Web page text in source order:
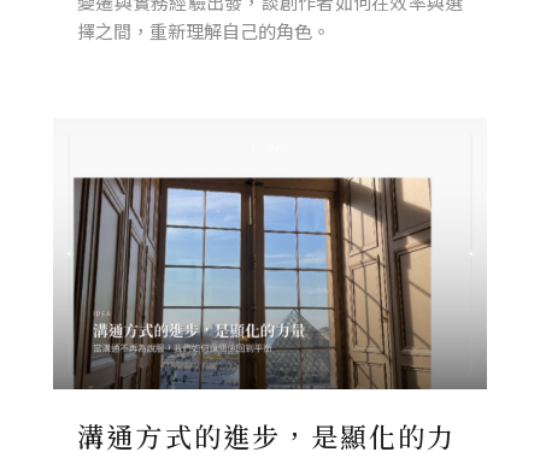
擇之間，重新理解自己的角色。
溝通方式的進步，是顯化的力